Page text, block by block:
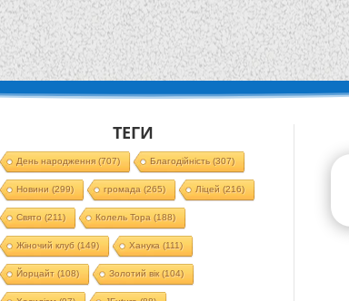
ТЕГИ
День народження(707) Благодійність (307)
Новини (299) громада (265) Ліцей (216)
Свято (211) Колель Тора (188)
Жіночий клуб (149) Ханука (111)
Йорцайт (108) Золотий вік(104)